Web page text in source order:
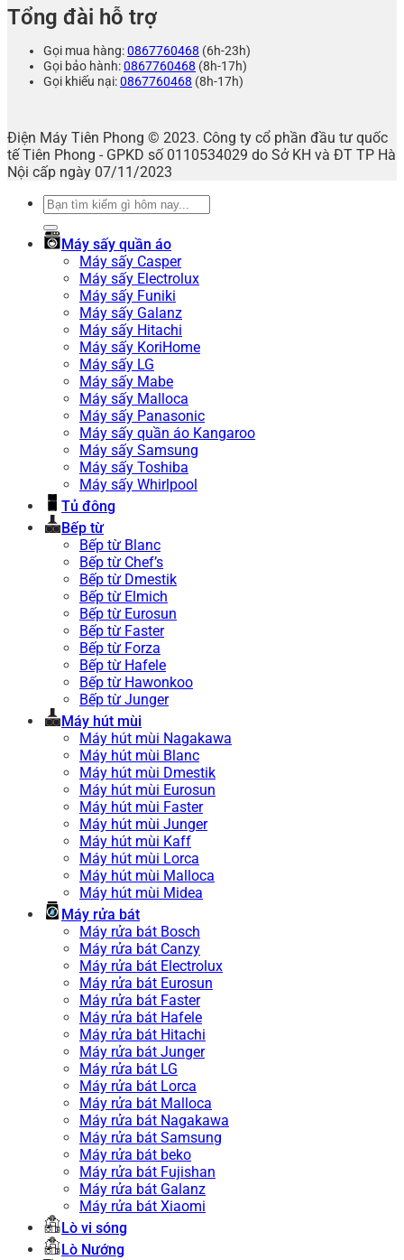
Tổng đài hỗ trợ
Gọi mua hàng:0867760468 (6h-23h)
Gọi bảo hành:0867760468 (8h-17h)
Gọi khiếu nại:0867760468 (8h-17h)
Điện Máy Tiên Phong © 2023. Công ty cổ phần đầu tư quốc
tế Tiên Phong - GPKD số 0110534029 do Sở KH và ĐT TP Hà
Nội cấp ngày 07/11/2023
Tìm
Máy sấy quần áo
Máy sấy Casper
Máy sấy Electrolux
Máy sấy Funiki
Máy sấy Galanz
Máy sấy Hitachi
Máy sấy KoriHome
Máy sấy LG
Máy sấy Mabe
Máy sấy Malloca
Máy sấy Panasonic
Máy sấy quần áo Kangaroo
Máy sấy Samsung
Máy sấy Toshiba
Máy sấy Whirlpool
Tủ đông
Bếp từ
Bếp từ Blanc
Bếp từ Chef’s
Bếp từ Dmestik
Bếp từ Elmich
Bếp từ Eurosun
Bếp từ Faster
Bếp từ Forza
Bếp từ Hafele
Bếp từ Hawonkoo
Bếp từ Junger
Máy hút mùi
Máy hút mùi Nagakawa
Máy hút mùi Blanc
Máy hút mùi Dmestik
Máy hút mùi Eurosun
Máy hút mùi Faster
Máy hút mùi Junger
Máy hút mùi Kaff
Máy hút mùi Lorca
Máy hút mùi Malloca
Máy hút mùi Midea
Máy rửa bát
Máy rửa bát Bosch
Máy rửa bát Canzy
Máy rửa bát Electrolux
Máy rửa bát Eurosun
Máy rửa bát Faster
Máy rửa bát Hafele
Máy rửa bát Hitachi
Máy rửa bát Junger
Máy rửa bát LG
Máy rửa bát Lorca
Máy rửa bát Malloca
Máy rửa bát Nagakawa
Máy rửa bát Samsung
Máy rửa bát beko
Máy rửa bát Fujishan
Máy rửa bát Galanz
Máy rửa bát Xiaomi
Lò vi sóng
Lò Nướng